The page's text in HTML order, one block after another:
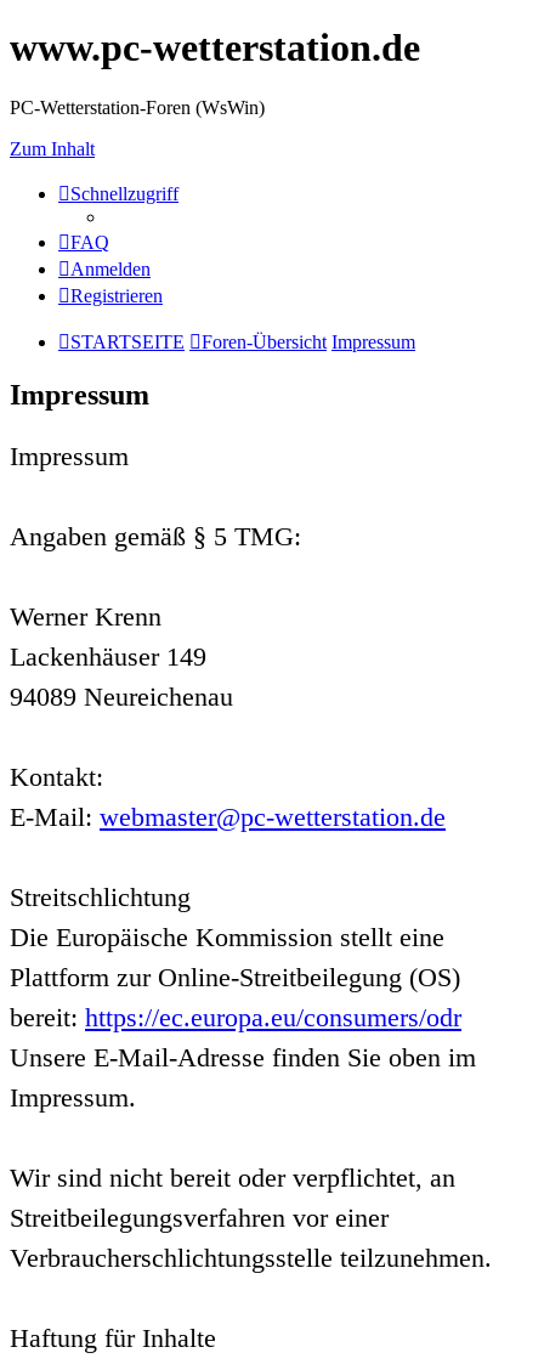
www.pc-wetterstation.de
PC-Wetterstation-Foren (WsWin)
Zum Inhalt
Schnellzugriff
FAQ
Anmelden
Registrieren
STARTSEITE Foren-Übersicht Impressum
Impressum
Impressum
Angaben gemäß § 5 TMG:
Werner Krenn
Lackenhäuser 149
94089 Neureichenau
Kontakt:
E-Mail: webmaster@pc-wetterstation.de
Streitschlichtung
Die Europäische Kommission stellt eine
Plattform zur Online-Streitbeilegung (OS)
bereit: https://ec.europa.eu/consumers/odr
Unsere E-Mail-Adresse finden Sie oben im
Impressum.
Wir sind nicht bereit oder verpflichtet, an
Streitbeilegungsverfahren vor einer
Verbraucherschlichtungsstelle teilzunehmen.
Haftung für Inhalte